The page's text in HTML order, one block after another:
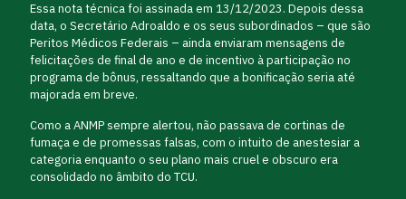
Essa nota técnica foi assinada em 13/12/2023. Depois dessa
data, o Secretário Adroaldo e os seus subordinados – que são
Peritos Médicos Federais – ainda enviaram mensagens de
felicitações de final de ano e de incentivo à participação no
programa de bônus, ressaltando que a bonificação seria até
majorada em breve.
Como a ANMP sempre alertou, não passava de cortinas de
fumaça e de promessas falsas, com o intuito de anestesiar a
categoria enquanto o seu plano mais cruel e obscuro era
consolidado no âmbito do TCU.